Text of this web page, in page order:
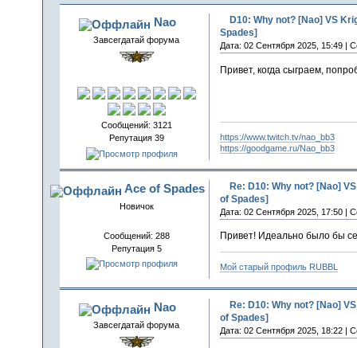
Nao
Завсегдатай форума
Сообщений: 3121
Репутация 39
D10: Why not? [Nao] VS
Spades]
Дата: 02 Сентября 2025, 15:49 |
Привет, когда сыграем,
https://www.twitch.tv/nao_bb3
https://goodgame.ru/Nao_bb3
Ace of Spades
Новичок
Сообщений: 288
Репутация 5
Re: D10: Why not? [Nao]
of Spades]
Дата: 02 Сентября 2025, 17:50 |
Привет! Идеально было бы
Мой старый профиль RUBBL
Nao
Завсегдатай форума
Re: D10: Why not? [Nao]
of Spades]
Дата: 02 Сентября 2025, 18:22 |